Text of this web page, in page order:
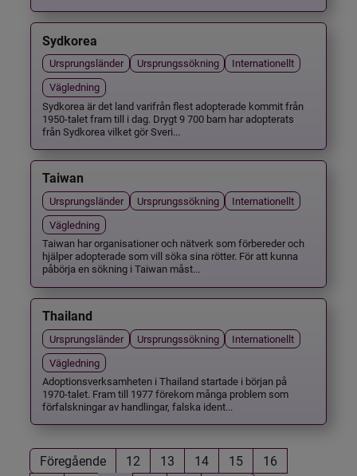
Sydkorea
Ursprungsländer Ursprungssökning
Internationellt
Vägledning
Sydkorea är det land varifrån flest adopterade kommit från
1950-talet fram till i dag. Drygt 9 700 barn har adopterats
från Sydkorea vilket gör Sveri...
Taiwan
Ursprungsländer Ursprungssökning
Internationellt
Vägledning
Taiwan har organisationer och nätverk som förbereder och
hjälper adopterade som vill söka sina rötter. För att kunna
påbörja en sökning i Taiwan måst...
Thailand
Ursprungsländer Ursprungssökning
Internationellt
Vägledning
Adoptionsverksamheten i Thailand startade i början på
1970-talet. Fram till 1977 förekom många problem som
förfalskningar av handlingar, falska ident...
Föregående 12 13 14 15
16